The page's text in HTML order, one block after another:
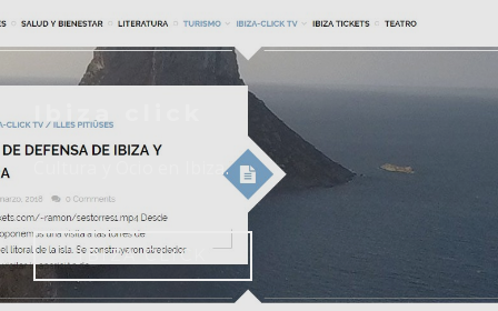
Ibiza click
Cultura y Ocio en Ibiza.
IBIZA CLICK